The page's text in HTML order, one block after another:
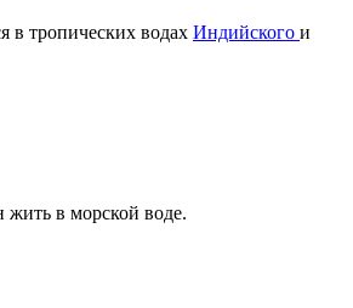
в тропических водах Индийского и
жить в морской воде.